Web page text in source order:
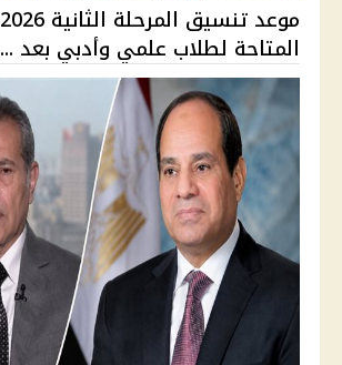
المتاحة لطلاب علمي وأدبي بعد ...